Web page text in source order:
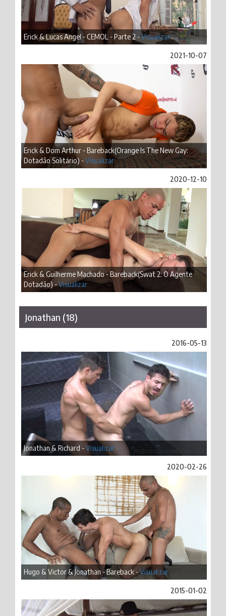
Erick & Lucas Angel - CEMOL - Parte 2 -Visualizar
2021-10-07
Erick & Dom Arthur - Bareback(Orange Is The New Gay:
Dotadão Solitário) -Visualizar
2020-12-10
Erick & Guilherme Machado - Bareback(Swat 2: O Agente
Dotadão) -Visualizar
Jonathan (18)
2016-05-13
Jonathan & Richard -Visualizar
2020-02-26
Hugo & Victor & Jonathan - Bareback -Visualizar
2015-01-02